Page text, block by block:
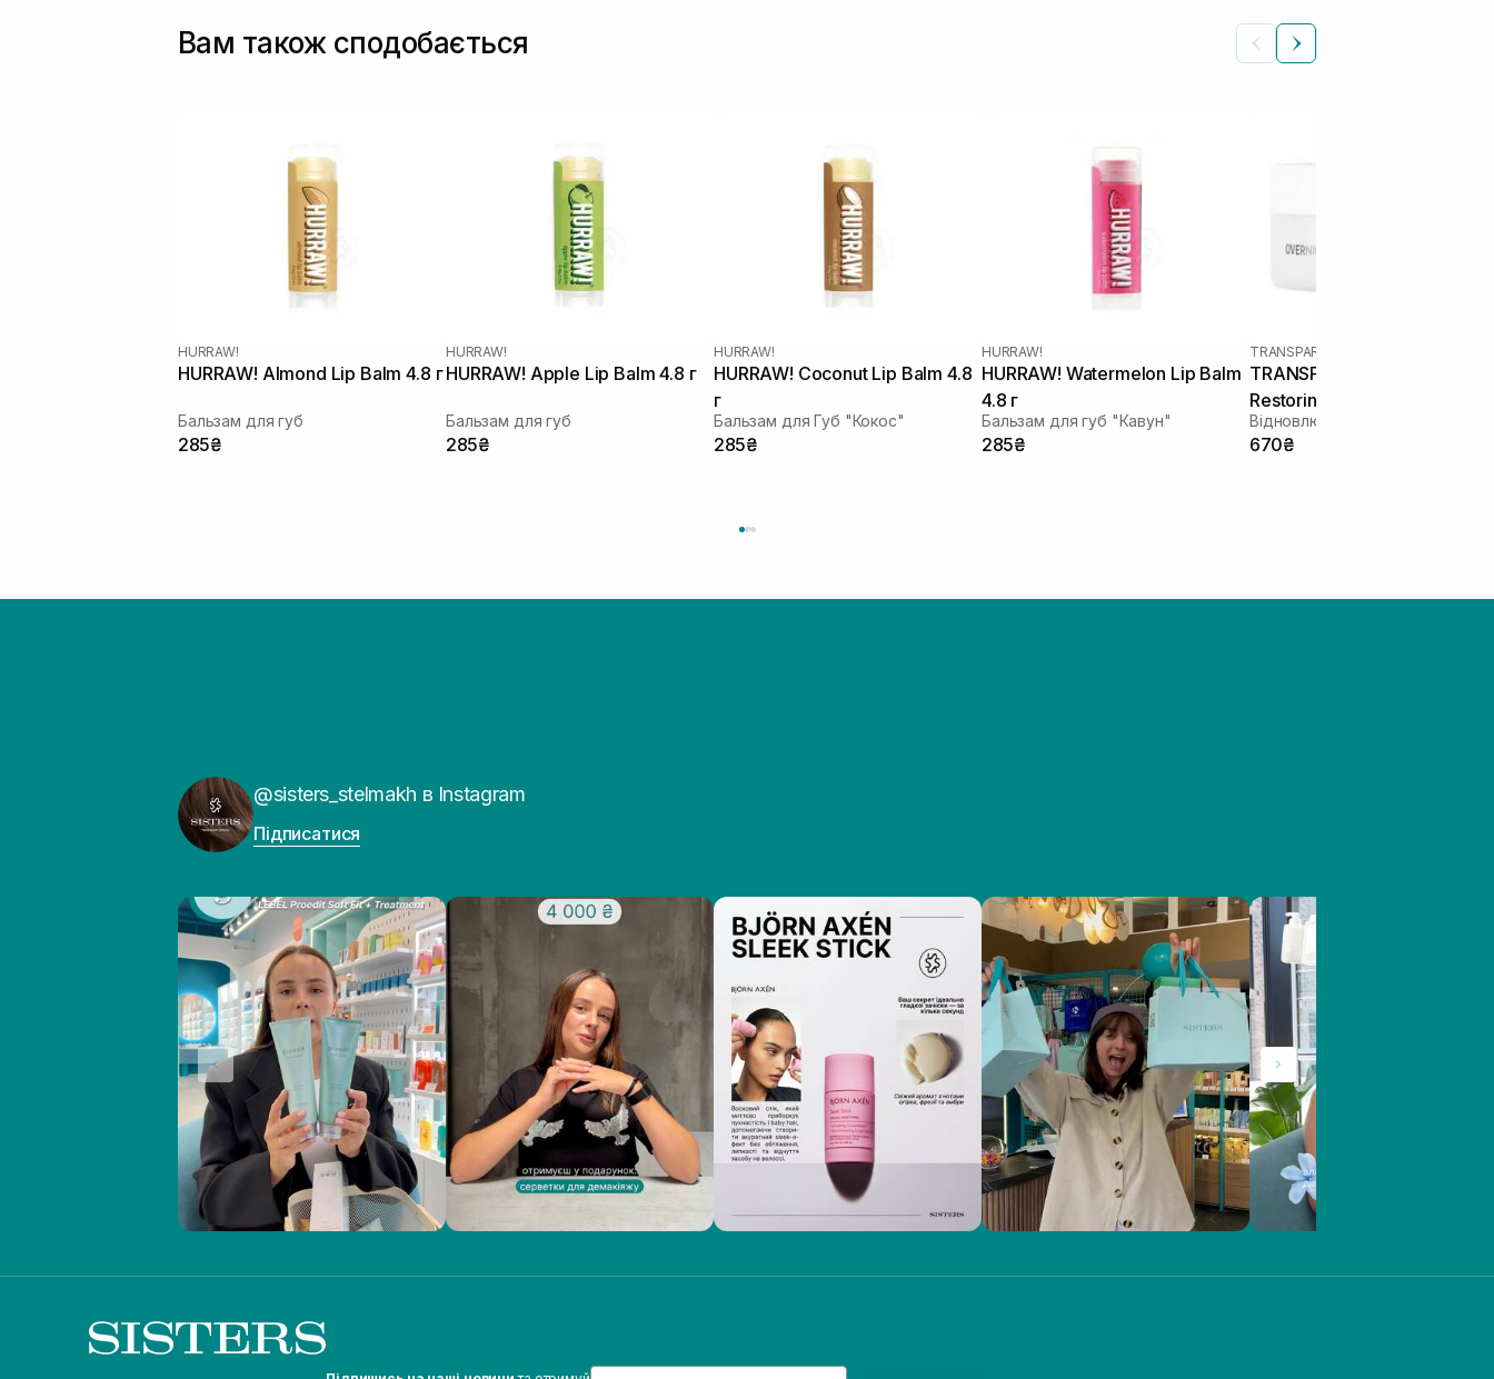
Вам також сподобається
HURRAW!
HURRAW! Almond Lip Balm 4.8 г
Бальзам для губ
285₴
HURRAW!
HURRAW! Apple Lip Balm 4.8 г
Бальзам для губ
285₴
HURRAW!
HURRAW! Coconut Lip Balm 4.8
г
Бальзам для Губ "Кокос"
285₴
HURRAW!
HURRAW! Watermelon Lip Balm
4.8 г
Бальзам для губ "Кавун"
285₴
TRANSPARENT-LAB
TRANSPARENT-LAB
Restoring Lip Treatment 15
Відновлюючий бальзам для губ
670₴
@sisters_stelmakh в Instagram
Підписатися